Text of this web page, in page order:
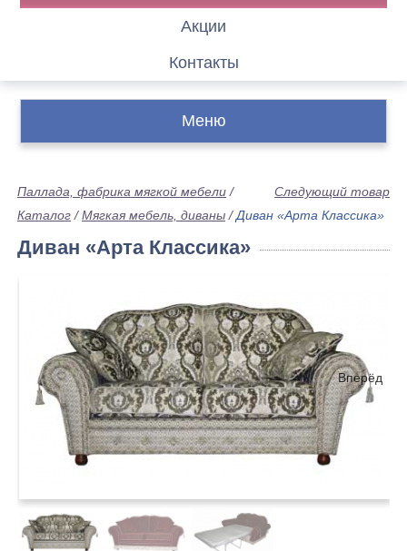
Акции
Контакты
Меню
Следующий товар
Паллада, фабрика мягкой мебели /
Каталог /Мягкая мебель, диваны /Диван «Арта Классика»
Диван «Арта Классика»
Вперёд